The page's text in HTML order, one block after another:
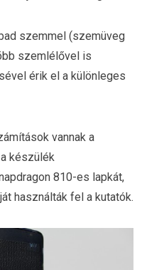
szemmel (szemüveg
szemlélővel is
érik el a különleges
vannak a
készülék
810-es lapkát,
használták fel a kutatók.